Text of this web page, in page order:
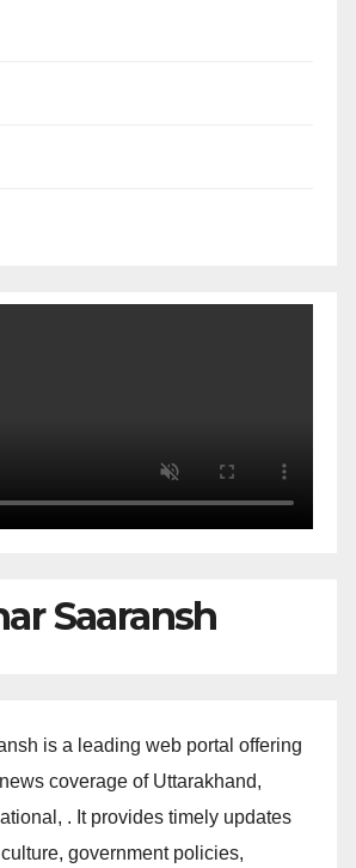
Saaransh
is a leading web portal offering
coverage of Uttarakhand,
. It provides timely updates
government policies,